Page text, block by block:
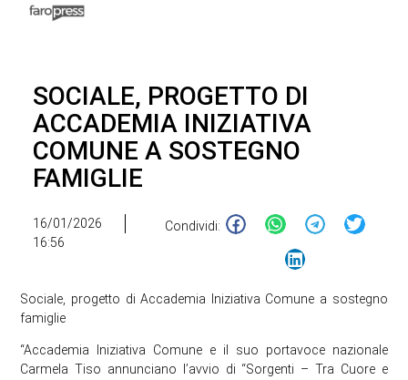
SOCIALE, PROGETTO DI
ACCADEMIA INIZIATIVA
COMUNE A SOSTEGNO
FAMIGLIE
16/01/2026
16:56
Condividi:
Sociale, progetto di Accademia Iniziativa Comune a sostegno
famiglie
“Accademia Iniziativa Comune e il suo portavoce nazionale
Carmela Tiso annunciano l’avvio di “Sorgenti – Tra Cuore e